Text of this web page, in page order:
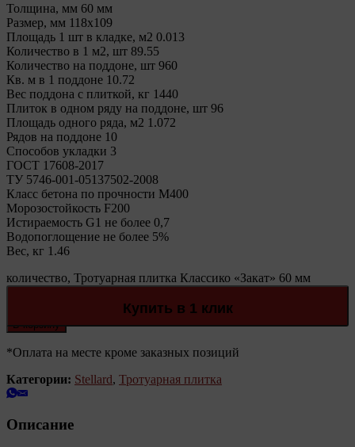
Толщина, мм 60 мм
Размер, мм 118х109
Площадь 1 шт в кладке, м2 0.013
Количество в 1 м2, шт 89.55
Количество на поддоне, шт 960
Кв. м в 1 поддоне 10.72
Вес поддона с плиткой, кг 1440
Плиток в одном ряду на поддоне, шт 96
Площадь одного ряда, м2 1.072
Рядов на поддоне 10
Способов укладки 3
ГОСТ 17608-2017
ТУ 5746-001-05137502-2008
Класс бетона по прочности М400
Морозостойкость F200
Истираемость G1 не более 0,7
Водопоглощение не более 5%
Вес, кг 1.46
количество, Тротуарная плитка Классико «Закат» 60 мм
В корзину
Купить в 1 клик
*Оплата на месте кроме заказных позиций
Категории: Stellard, Тротуарная плитка
Описание